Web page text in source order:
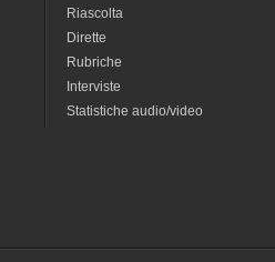
Riascolta
Dirette
Rubriche
Interviste
Statistiche audio/video